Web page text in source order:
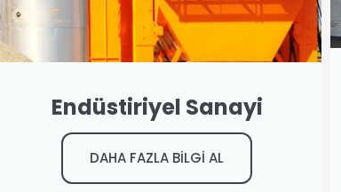
Endüstiriyel Sanayi
DAHA FAZLA BİLGİ AL